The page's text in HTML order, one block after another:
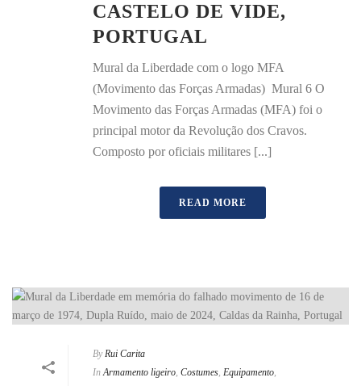
CASTELO DE VIDE,
PORTUGAL
Mural da Liberdade com o logo MFA
(Movimento das Forças Armadas) Mural 6 O
Movimento das Forças Armadas (MFA) foi o
principal motor da Revolução dos Cravos.
Composto por oficiais militares [...]
READ MORE
By Rui Carita
In Armamento ligeiro, Costumes, Equipamento,